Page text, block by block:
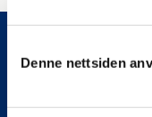
Denne nettsiden